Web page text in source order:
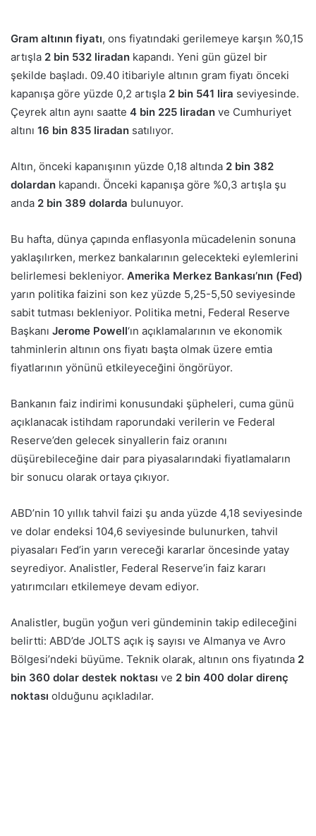
Gram altının fiyatı, ons fiyatındaki gerilemeye karşın %0,15
artışla 2 bin 532 liradan kapandı. Yeni gün güzel bir
şekilde başladı. 09.40 itibariyle altının gram fiyatı önceki
kapanışa göre yüzde 0,2 artışla 2 bin 541 lira seviyesinde.
Çeyrek altın aynı saatte 4 bin 225 liradan ve Cumhuriyet
altını 16 bin 835 liradan satılıyor.
Altın, önceki kapanışının yüzde 0,18 altında 2 bin 382
dolardan kapandı. Önceki kapanışa göre %0,3 artışla şu
anda 2 bin 389 dolarda bulunuyor.
Bu hafta, dünya çapında enflasyonla mücadelenin sonuna
yaklaşılırken, merkez bankalarının gelecekteki eylemlerini
belirlemesi bekleniyor. Amerika Merkez Bankası’nın (Fed)
yarın politika faizini son kez yüzde 5,25-5,50 seviyesinde
sabit tutması bekleniyor. Politika metni, Federal Reserve
Başkanı Jerome Powell‘ın açıklamalarının ve ekonomik
tahminlerin altının ons fiyatı başta olmak üzere emtia
fiyatlarının yönünü etkileyeceğini öngörüyor.
Bankanın faiz indirimi konusundaki şüpheleri, cuma günü
açıklanacak istihdam raporundaki verilerin ve Federal
Reserve’den gelecek sinyallerin faiz oranını
düşürebileceğine dair para piyasalarındaki fiyatlamaların
bir sonucu olarak ortaya çıkıyor.
ABD’nin 10 yıllık tahvil faizi şu anda yüzde 4,18 seviyesinde
ve dolar endeksi 104,6 seviyesinde bulunurken, tahvil
piyasaları Fed’in yarın vereceği kararlar öncesinde yatay
seyrediyor. Analistler, Federal Reserve’in faiz kararı
yatırımcıları etkilemeye devam ediyor.
Analistler, bugün yoğun veri gündeminin takip edileceğini
belirtti: ABD’de JOLTS açık iş sayısı ve Almanya ve Avro
Bölgesi’ndeki büyüme. Teknik olarak, altının ons fiyatında 2
bin 360 dolar destek noktası ve 2 bin 400 dolar direnç
noktası olduğunu açıkladılar.